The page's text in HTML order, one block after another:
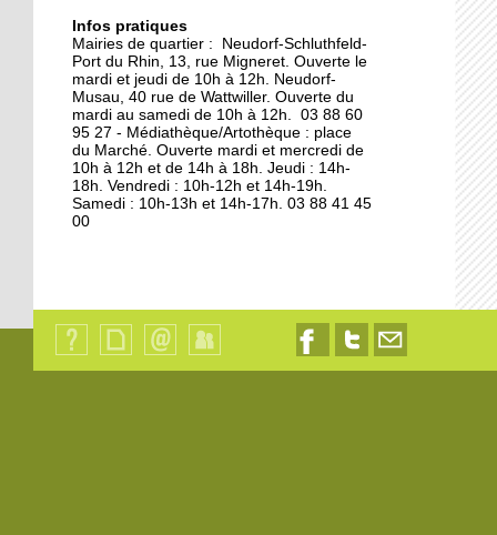
authentique
11 octobre 2013
S'éclairer pour l'hiver à
Vélostation
10 octobre 2013
Les étudiants en
Les à-côtés de la plaque
Infos pratiques
Mairies de quartier : Neudorf-Schluthfeld-
Port du Rhin, 13, rue Migneret. Ouverte le
mardi et jeudi de 10h à 12h. Neudorf-
Musau, 40 rue de Wattwiller. Ouverte du
mardi au samedi de 10h à 12h. 03 88 60
95 27 - Médiathèque/Artothèque : place
du Marché. Ouverte mardi et mercredi de
10h à 12h et de 14h à 18h. Jeudi : 14h-
18h. Vendredi : 10h-12h et 14h-19h.
Samedi : 10h-13h et 14h-17h. 03 88 41 45
00